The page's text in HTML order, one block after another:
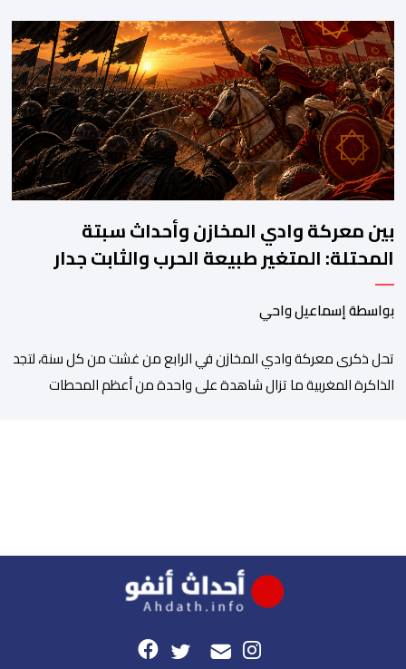
سائحين أجنبيين للابتزاز بالمدينة العتيقة بمراكش، وطالبهما بمبلغ مالي
غير مستحق بدعوى ممارسة نشاط مرتبط بالإرشاد السياحي بدون
رخصة، وهي الأفعال الإجرامية التي […]
بين معركة وادي المخازن وأحداث سبتة
المحتلة: المتغير طبيعة الحرب والثابت جدار
الصد الوطني
بواسطة إسماعيل واحي
تحل ذكرى معركة وادي المخازن في الرابع من غشت من كل سنة، لتجد
الذاكرة المغربية ما تزال شاهدة على واحدة من أعظم المحطات